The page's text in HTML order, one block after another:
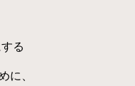
る
に、